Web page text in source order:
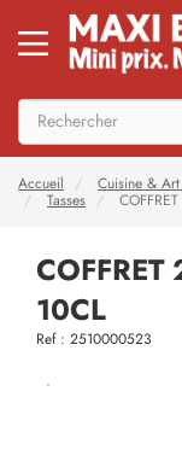
Accueil Cuisine &
Tasses
COFFRET
10CL
Ref : 2510000523